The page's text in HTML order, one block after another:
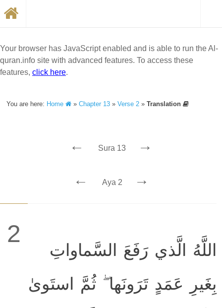
Your browser has JavaScript enabled and is able to run the Al-
quran.info site with advanced features. To access these
features, click here.
You are here: Home »Chapter 13 »Verse 2 »Translation
← Sura 13 →
← Aya 2 →
2
اللَّهُ الَّذي رَفَعَ السَّماواتِ
بِغَيرِ عَمَدٍ تَرَونَها ۖ ثُمَّ استَوىٰ